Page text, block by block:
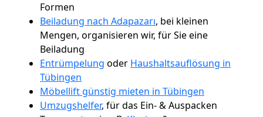
Formen
Beiladung nach Adapazarı, bei kleinen
Mengen, organisieren wir, für Sie eine
Beiladung
Entrümpelung oder Haushaltsauflösung in
Tübingen
Möbellift günstig mieten in Tübingen
Umzugshelfer, für das Ein- & Auspacken